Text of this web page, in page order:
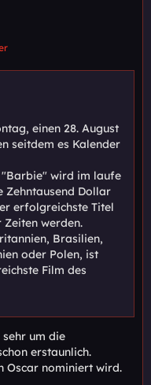
einen 28. August
seitdem es Kalender
"Barbie" wird im laufe
Zehntausend Dollar
erfolgreichste Titel
werden.
Brasilien,
oder Polen, ist
Film des
um die
erstaunlich.
Oscar nominiert wird.